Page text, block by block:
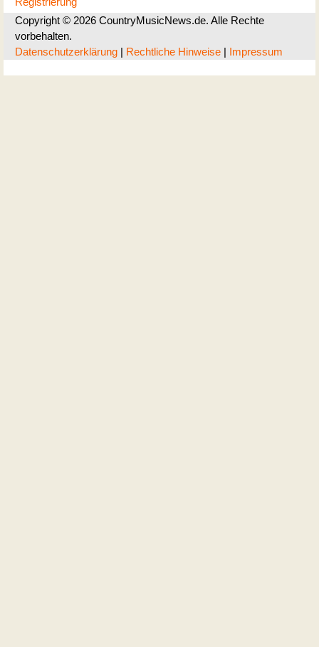
Copyright © 2026 CountryMusicNews.de. Alle Rechte
vorbehalten.
Datenschutzerklärung | Rechtliche Hinweise | Impressum